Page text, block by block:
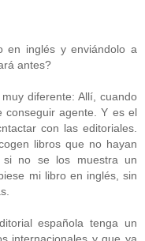
en inglés y enviándolo a
antes?
diferente: Allí, cuando
agente. Y es el
con las editoriales.
libros que no hayan
no se los muestra un
mi libro en inglés, sin
española tenga un